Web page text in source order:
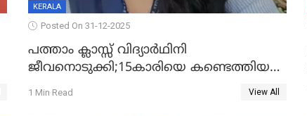
KERALA
Posted On 31-12-2025
പത്താം ക്ലാസ്സ് വിദ്യാര്‍ഥിനി
ജീവനൊടുക്കി;15കാരിയെ കണ്ടെത്തിയത്
കിടപ്പുമുറിയില്‍ തൂങ്ങി മരിച്ച നിലയിൽ
1 Min Read View All